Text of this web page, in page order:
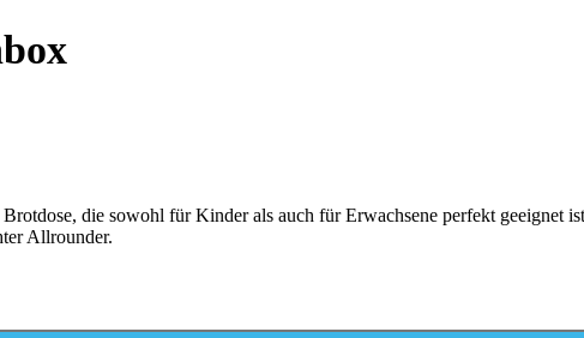
die sowohl für Kinder als auch für Erwachsene perfekt
Allrounder.